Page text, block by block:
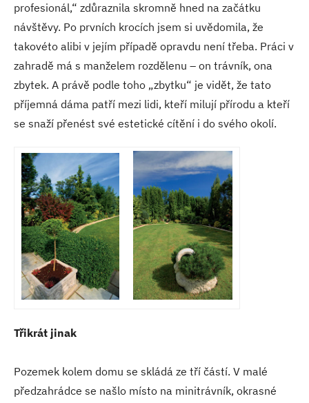
profesionál,“ zdůraznila skromně hned na začátku
návštěvy. Po prvních krocích jsem si uvědomila, že
takovéto alibi v jejím případě opravdu není třeba. Práci v
zahradě má s manželem rozdělenu – on trávník, ona
zbytek. A právě podle toho „zbytku“ je vidět, že tato
příjemná dáma patří mezi lidi, kteří milují přírodu a kteří
se snaží přenést své estetické cítění i do svého okolí.
Třikrát jinak
Pozemek kolem domu se skládá ze tří částí. V malé
předzahrádce se našlo místo na minitrávník, okrasné